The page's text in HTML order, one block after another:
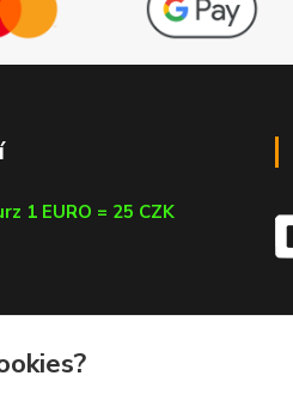
1 EURO = 25 CZK